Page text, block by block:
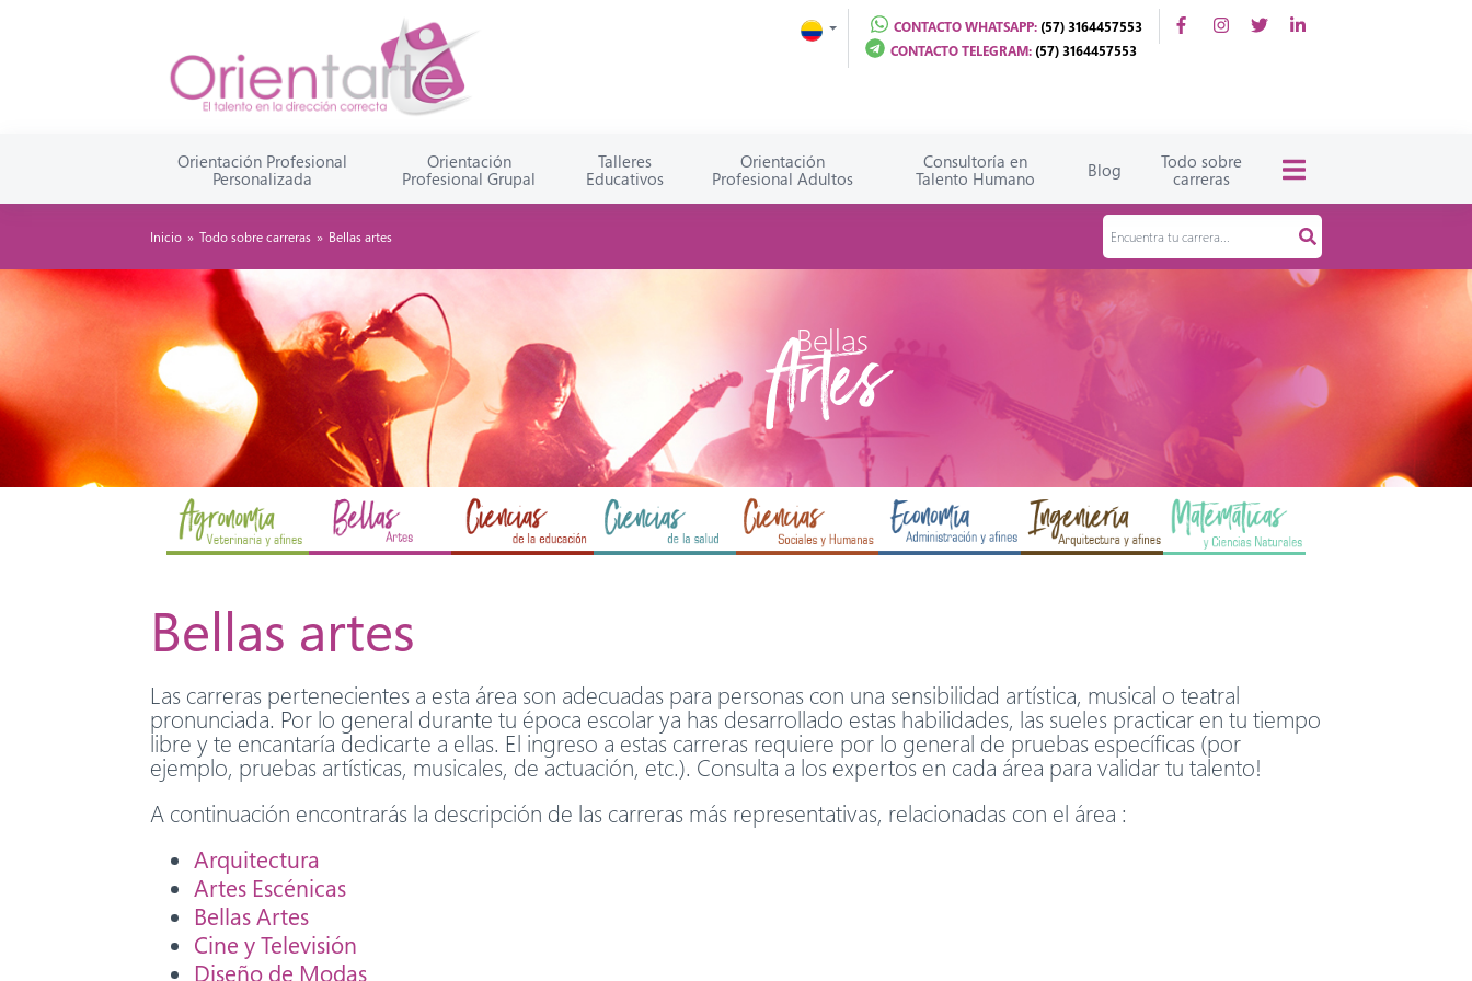
CONTACTO WHATSAPP: (57) 3164457553
CONTACTO TELEGRAM: (57) 3164457553
Orientación Profesional
Personalizada
Orientación
Profesional Grupal
Talleres
Educativos
Orientación
Profesional Adultos
Consultoría en
Talento Humano
Blog
Todo sobre
carreras
Inicio » Todo sobre carreras » Bellas artes
Bellas
Artes
Bellas artes
Las carreras pertenecientes a esta área son adecuadas para personas con una sensibilidad artística, musical o teatral
pronunciada. Por lo general durante tu época escolar ya has desarrollado estas habilidades, las sueles practicar en tu tiempo
libre y te encantaría dedicarte a ellas. El ingreso a estas carreras requiere por lo general de pruebas específicas (por
ejemplo, pruebas artísticas, musicales, de actuación, etc.). Consulta a los expertos en cada área para validar tu talento!
A continuación encontrarás la descripción de las carreras más representativas, relacionadas con el área :
Arquitectura
Artes Escénicas
Bellas Artes
Cine y Televisión
Diseño de Modas